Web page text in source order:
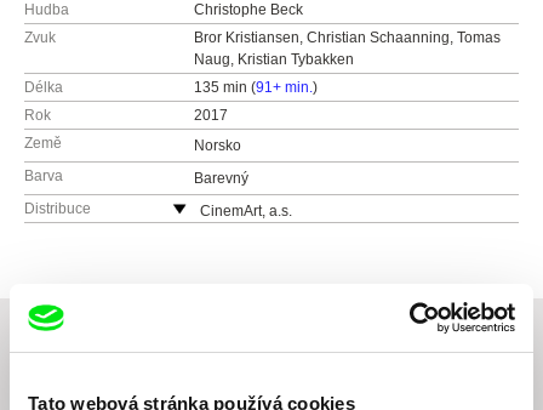
Tato webová stránka používá cookies
Hudba
Christophe Beck
Zvuk
Bror Kristiansen, Christian Schaanning, Tomas
Naug, Kristian Tybakken
Délka
135 min (91+ min.)
Rok
2017
Země
Norsko
Barva
Barevný
Distribuce
CinemArt, a.s.
tel: +420 224 949 110
e-mail:info@cinemart.cz
Související filmy (20)